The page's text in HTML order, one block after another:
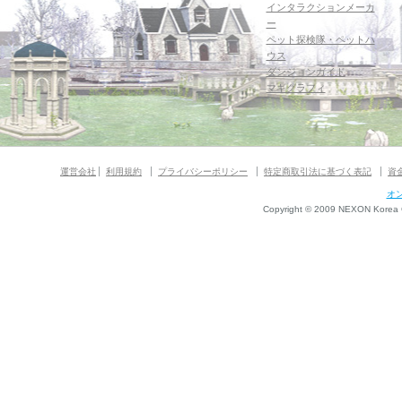
インタラクションメーカ
ー
ペット探検隊・ペットハ
ウス
ダンジョンガイド
マギグラフィ
運営会社 利用規約 プライバシーポリシー 特定商取引法に基づく表記 資
オ
Copyright © 2009 NEXON Korea